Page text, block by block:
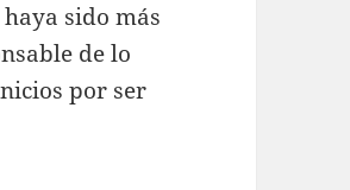
sido más
de lo
por ser